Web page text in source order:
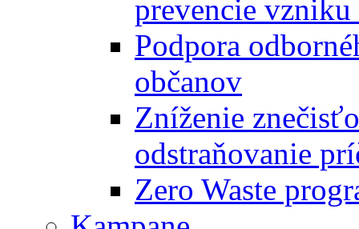
prevencie vzniku
Podpora
občanov
Zníženie
odstraňovanie
Zero Waste